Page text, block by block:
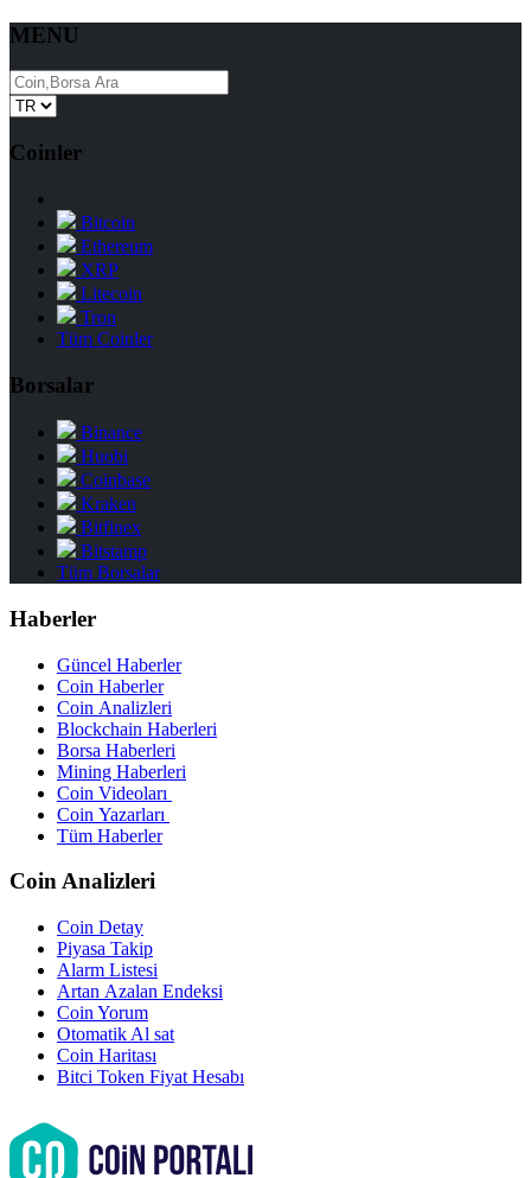
MENU
Coinler
Bitcoin
Ethereum
XRP
Litecoin
Tron
Tüm Coinler
Borsalar
Binance
Huobi
Coinbase
Kraken
Bitfinex
Bitstamp
Tüm Borsalar
Haberler
Güncel Haberler
Coin Haberler
Coin Analizleri
Blockchain Haberleri
Borsa Haberleri
Mining Haberleri
Coin Videoları
Coin Yazarları
Tüm Haberler
Coin Analizleri
Coin Detay
Piyasa Takip
Alarm Listesi
Artan Azalan Endeksi
Coin Yorum
Otomatik Al sat
Coin Haritası
Bitci Token Fiyat Hesabı